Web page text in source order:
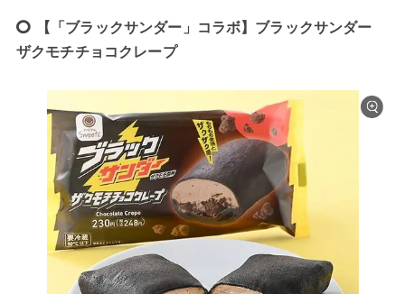
【「ブラックサンダー」コラボ】ブラックサンダー
ザクモチチョコクレープ